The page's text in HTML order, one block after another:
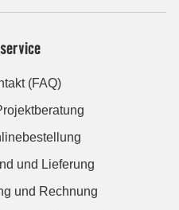
(FAQ)
und Lieferung
und Rechnung